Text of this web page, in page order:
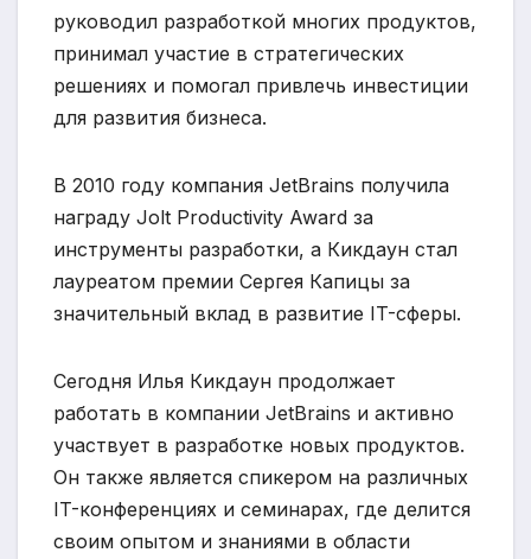
руководил разработкой многих продуктов,
принимал участие в стратегических
решениях и помогал привлечь инвестиции
для развития бизнеса.
В 2010 году компания JetBrains получила
награду Jolt Productivity Award за
инструменты разработки, а Кикдаун стал
лауреатом премии Сергея Капицы за
значительный вклад в развитие IT-сферы.
Сегодня Илья Кикдаун продолжает
работать в компании JetBrains и активно
участвует в разработке новых продуктов.
Он также является спикером на различных
IT-конференциях и семинарах, где делится
своим опытом и знаниями в области